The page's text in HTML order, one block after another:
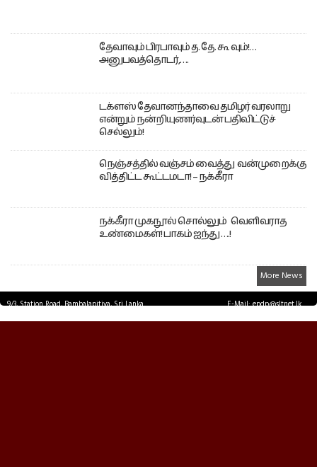
தேவாவும் பிரபாவும் த. தே. கூ வும்!…
அனுபவத்தொடர்,….
டக்ளஸ் தேவானந்தாவை தமிழர் வரலாறு
என்றும் நன்றியுணர்வுடன் பதிவிட்டுச்
செல்லும்!
நெஞ்சத்தில் வஞ்சம் வைத்து வன்முறைக்கு
வித்திட்ட கூட்டமடா! – நக்கீரா
நக்கீரா முகநூல் சொல்லும் வெளிவராத
உண்மைகள்! பாகம் ஐந்து ….!
More News
9/3, Station Road, Bambalapitiya, Sri Lanka.
E-Mail: epdp@sltnet.lk